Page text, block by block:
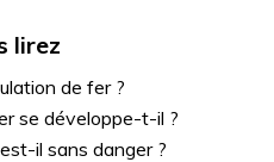
lirez
de fer ?
se développe-t-il ?
il sans danger ?